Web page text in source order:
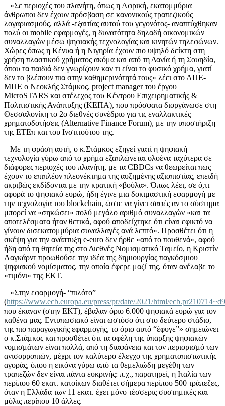
«Σε περιοχές του πλανήτη, όπως η Αφρική, εκατομμύρια
άνθρωποι δεν έχουν πρόσβαση σε κανονικούς τραπεζικούς
λογαριασμούς, αλλά -εξαιτίας αυτού του γεγονότος- αναπτύχθηκαν
πολύ οι mobile εφαρμογές, η δυνατότητα δηλαδή οικονομικών
συναλλαγών μέσω ψηφιακής τεχνολογίας και κινητών τηλεφώνων.
Χώρες όπως η Κένυα ή η Νιγηρία έχουν πιο υψηλό δείκτη στη
χρήση πλαστικού χρήματος ακόμα και από τη Δανία ή τη Σουηδία,
όπου τα παιδιά δεν γνωρίζουν καν τι είναι το φυσικό χρήμα, γιατί
δεν το βλέπουν πια στην καθημερινότητά τους» λέει στο ΑΠΕ-
ΜΠΕ ο Νεοκλής Στάμκος, project manager του έργου
MicroSTARS και στέλεχος του Κέντρου Επιχειρηματικής &
Πολιτιστικής Ανάπτυξης (ΚΕΠΑ), που πρόσφατα διοργάνωσε στη
Θεσσαλονίκη το 2ο διεθνές συνέδριο για τις εναλλακτικές
χρηματοδοτήσεις (Αlternative Finance Forum), με την υποστήριξη
της ΕΤΕπ και του Ινστιτούτου της.
Με τη φράση αυτή, ο κ.Στάμκος εξηγεί γιατί η ψηφιακή
τεχνολογία γύρω από το χρήμα εξαπλώνεται ολοένα ταχύτερα σε
διάφορες περιοχές του πλανήτη, με τα CBDCs να θεωρείται πως
έχουν το επιπλέον πλεονέκτημα της αυξημένης αξιοπιστίας, επειδή
ακριβώς εκδίδονται με την κρατική «βούλα». Όπως λέει, σε ό,τι
αφορά το ψηφιακό ευρώ, ήδη έγινε μια δοκιμαστική εφαρμογή με
την τεχνολογία του blockchain, ώστε να γίνει σαφές αν το σύστημα
μπορεί να «σηκώσει» πολύ μεγάλο αριθμό συναλλαγών «και τα
αποτελέσματα ήταν θετικά, αφού αποδείχτηκε ότι είναι εφικτό να
γίνουν δισεκατομμύρια συναλλαγές ανά λεπτό». Προσθέτει ότι η
σκέψη για την ανάπτυξη e-euro δεν ήρθε «από το πουθενά», αφού
ήδη από τη θητεία της στο Διεθνές Νομισματικό Ταμείο, η Κριστίν
Λαγκάρντ προωθούσε την ιδέα της δημιουργίας παγκόσμιου
ψηφιακού νομίσματος, την οποία έφερε μαζί της, όταν ανέλαβε το
«τιμόνι» της ΕΚΤ.
«Στην εφαρμογή- “πιλότο”
(https://www.ecb.europa.eu/press/pr/date/2021/html/
που έκαναν (στην ΕΚΤ), έβαλαν όριο 6.000 ψηφιακά ευρώ για τον
καθένα μας. Εντυπωσιακό είναι ωστόσο ότι στο δεύτερο στάδιο,
της πιο παραγωγικής εφαρμογής, το όριο αυτό “έφυγε”» σημειώνει
ο κ.Στάμκος και προσθέτει ότι τα οφέλη της ύπαρξης ψηφιακών
νομισμάτων είναι πολλά, από τη διαφάνεια και τον περιορισμό των
ανισορροπιών, μέχρι τον καλύτερο έλεγχο της χρηματοπιστωτικής
αγοράς, όπου η εικόνα γύρω από τα θεμελιώδη μεγέθη των
τραπεζών δεν είναι πάντα ευκρινής: π.χ., παρατηρεί, η Ιταλία των
περίπου 60 εκατ. κατοίκων διαθέτει σήμερα περίπου 500 τράπεζες,
όταν η Ελλάδα των 11 εκατ. έχει μόνο τέσσερις συστημικές και
μόλις περίπου 10 άλλες.